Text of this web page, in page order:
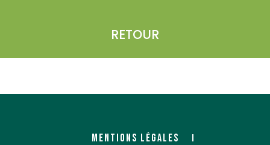
RETOUR
MENTIONS LÉGALES